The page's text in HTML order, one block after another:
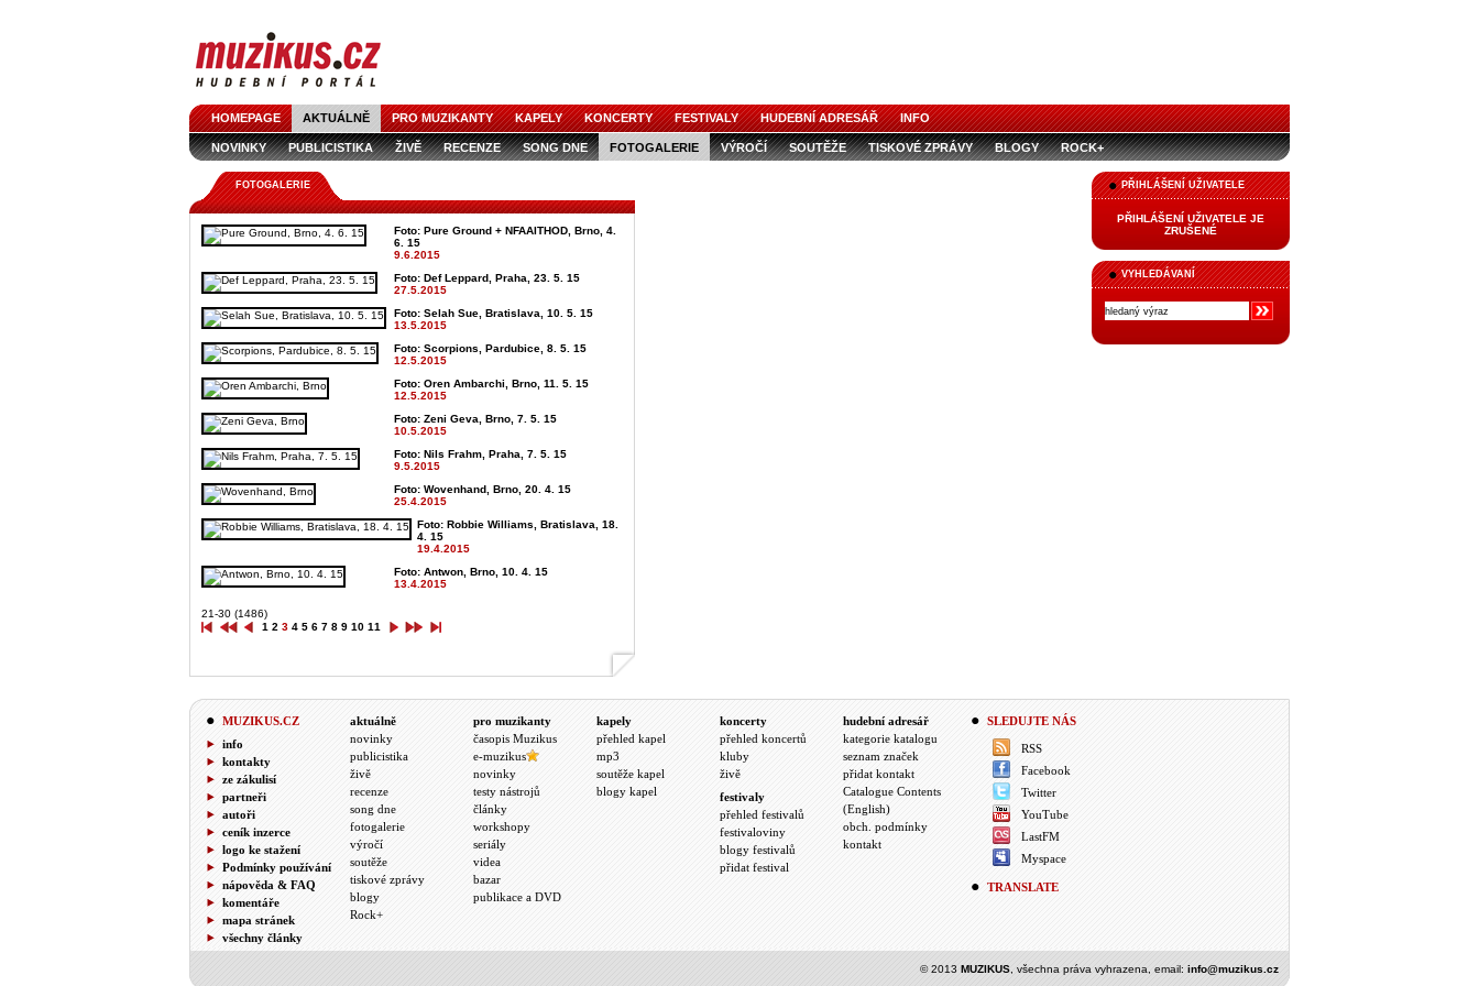
HOMEPAGE AKTUÁLNĚ PRO MUZIKANTY KAPELY KONCERTY FESTIVALY HUDEBNÍ ADRESÁŘ INFO
NOVINKY PUBLICISTIKA ŽIVĚ RECENZE SONG DNE FOTOGALERIE VÝROČÍ SOUTĚŽE TISKOVÉ ZPRÁVY BLOGY ROCK+
PŘIHLÁŠENÍ UŽIVATELE
PŘIHLÁŠENÍ UŽIVATELE JE
ZRUŠENÉ
VYHLEDÁVANÍ
FOTOGALERIE
Foto: Pure Ground + NFAAITHOD, Brno, 4.
6. 15
9.6.2015
Foto: Def Leppard, Praha, 23. 5. 15
27.5.2015
Foto: Selah Sue, Bratislava, 10. 5. 15
13.5.2015
Foto: Scorpions, Pardubice, 8. 5. 15
12.5.2015
Foto: Oren Ambarchi, Brno, 11. 5. 15
12.5.2015
Foto: Zeni Geva, Brno, 7. 5. 15
10.5.2015
Foto: Nils Frahm, Praha, 7. 5. 15
9.5.2015
Foto: Wovenhand, Brno, 20. 4. 15
25.4.2015
Foto: Robbie Williams, Bratislava, 18.
4. 15
19.4.2015
Foto: Antwon, Brno, 10. 4. 15
13.4.2015
21-30 (1486)
1 2 3 4 5 6 7 8 9 10 11
MUZIKUS.CZ
info
kontakty
ze zákulisí
partneři
autoři
ceník inzerce
logo ke stažení
Podmínky používání
nápověda & FAQ
komentáře
mapa stránek
všechny články
aktuálně
novinky
publicistika
živě
recenze
song dne
fotogalerie
výročí
soutěže
tiskové zprávy
blogy
Rock+
pro muzikanty
časopis Muzikus
e-muzikus
novinky
testy nástrojů
články
workshopy
seriály
videa
bazar
publikace a DVD
kapely
přehled kapel
mp3
soutěže kapel
blogy kapel
koncerty
přehled koncertů
kluby
živě
festivaly
přehled festivalů
festivaloviny
blogy festivalů
přidat festival
hudební adresář
kategorie katalogu
seznam značek
přidat kontakt
Catalogue Contents
(English)
obch. podmínky
kontakt
SLEDUJTE NÁS
RSS
Facebook
Twitter
YouTube
LastFM
Myspace
TRANSLATE
© 2013 MUZIKUS , všechna práva vyhrazena, email: info@muzikus.cz